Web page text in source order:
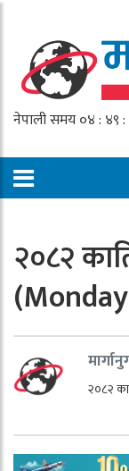
२०८२
२०८२